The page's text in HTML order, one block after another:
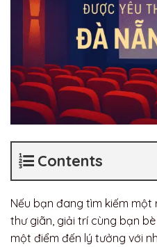
Contents
Nếu bạn đang tìm kiếm
thư giãn, giải trí cùng bạn
một điểm đến lý tưởng với